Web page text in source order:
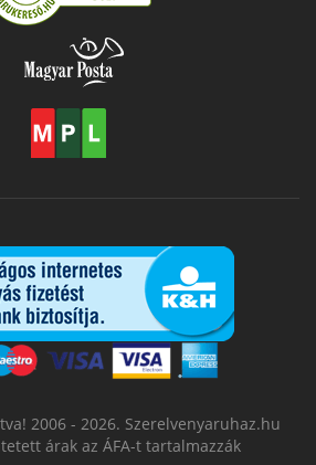
2006 - 2026. Szerelvenyaruhaz.hu
árak az ÁFA-t tartalmazzák